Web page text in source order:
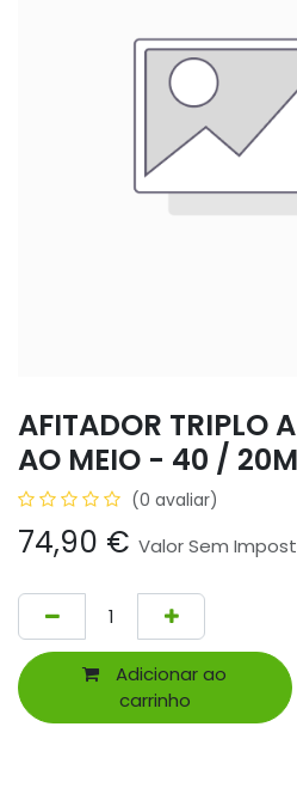
AFITADOR TRIPLO
AO MEIO - 40 /
(0 avaliar)
74,90 € Valor Sem
Adicionar ao
carrinho